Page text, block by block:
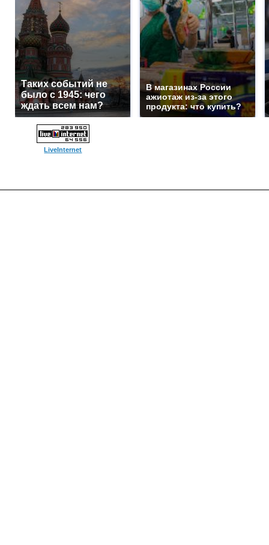
Таких событий не
было с 1945: чего
ждать всем нам?
В магазинах России
ажиотаж из-за этого
продукта: что купить?
LiveInternet